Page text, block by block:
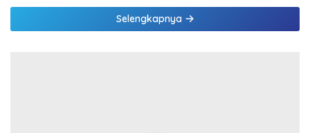
Selengkapnya